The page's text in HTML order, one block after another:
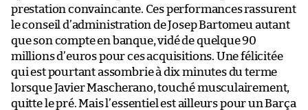
prestation convaincante. Ces performances rassurent
le conseil d’administration de Josep Bartomeu autant
que son compte en banque, vidé de quelque 90
millions d’euros pour ces acquisitions. Une félicitée
qui est pourtant assombrie à dix minutes du terme
lorsque Javier Mascherano, touché musculairement,
quitte le pré. Mais l’essentiel est ailleurs pour un Barça